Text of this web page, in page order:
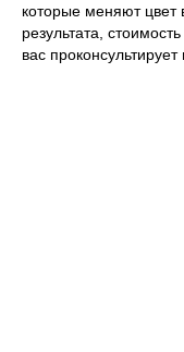
которые меняют цвет
результата,
вас